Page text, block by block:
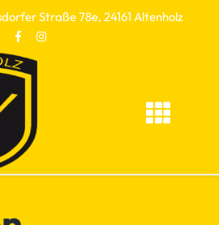
Straße 78e, 24161 Altenholz